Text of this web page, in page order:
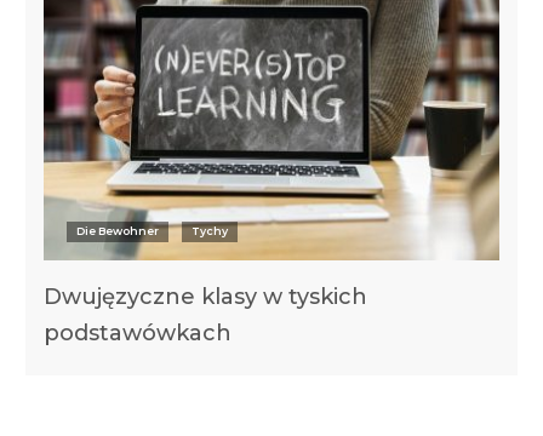
Die Bewohner Tychy
Dwujęzyczne klasy w tyskich
podstawówkach